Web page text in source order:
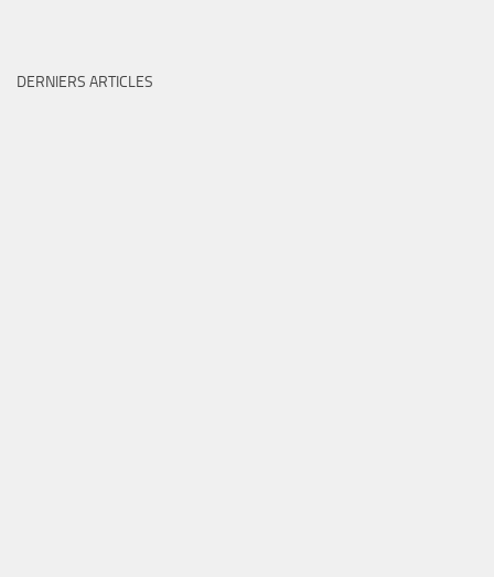
DERNIERS ARTICLES